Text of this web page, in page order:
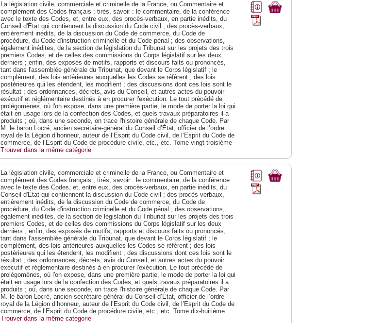
La législation civile, commerciale et criminelle de la France, ou Commentaire et
complément des Codes français ; tirés, savoir : le commentaire, de la conférence
avec le texte des Codes, et, entre eux, des procès-verbaux, en partie inédits, du
Conseil d'État qui contiennent la discussion du Code civil ; des procès-verbaux,
entièrement inédits, de la discussion du Code de commerce, du Code de
procédure, du Code d'instruction criminelle et du Code pénal ; des observations,
également inédites, de la section de législation du Tribunat sur les projets des trois
premiers Codes, et de celles des commissions du Corps législatif sur les deux
derniers ; enfin, des exposés de motifs, rapports et discours faits ou prononcés,
tant dans l'assemblée générale du Tribunat, que devant le Corps législatif ; le
complément, des lois antérieures auxquelles les Codes se réfèrent ; des lois
postérieures qui les étendent, les modifient ; des discussions dont ces lois sont le
résultat ; des ordonnances, décrets, avis du Conseil, et autres actes du pouvoir
exécutif et réglémentaire destinés à en procurer l'exécution. Le tout précédé de
prolégomènes, où l'on expose, dans une première partie, le mode de porter la loi qui
était en usage lors de la confection des Codes, et quels travaux préparatoires il a
produits ; où, dans une seconde, on trace l'histoire générale de chaque Code. Par
M. le baron Locré, ancien secrétaire-général du Conseil d’État, officier de l’ordre
royal de la Légion d’honneur, auteur de l’Esprit du Code civil, de l’Esprit du Code de
commerce, de l’Esprit du Code de procédure civile, etc., etc. Tome vingt-troisième
Trouver dans la même catégorie
La législation civile, commerciale et criminelle de la France, ou Commentaire et
complément des Codes français ; tirés, savoir : le commentaire, de la conférence
avec le texte des Codes, et, entre eux, des procès-verbaux, en partie inédits, du
Conseil d'État qui contiennent la discussion du Code civil ; des procès-verbaux,
entièrement inédits, de la discussion du Code de commerce, du Code de
procédure, du Code d'instruction criminelle et du Code pénal ; des observations,
également inédites, de la section de législation du Tribunat sur les projets des trois
premiers Codes, et de celles des commissions du Corps législatif sur les deux
derniers ; enfin, des exposés de motifs, rapports et discours faits ou prononcés,
tant dans l'assemblée générale du Tribunat, que devant le Corps législatif ; le
complément, des lois antérieures auxquelles les Codes se réfèrent ; des lois
postérieures qui les étendent, les modifient ; des discussions dont ces lois sont le
résultat ; des ordonnances, décrets, avis du Conseil, et autres actes du pouvoir
exécutif et réglémentaire destinés à en procurer l'exécution. Le tout précédé de
prolégomènes, où l'on expose, dans une première partie, le mode de porter la loi qui
était en usage lors de la confection des Codes, et quels travaux préparatoires il a
produits ; où, dans une seconde, on trace l'histoire générale de chaque Code. Par
M. le baron Locré, ancien secrétaire-général du Conseil d’État, officier de l’ordre
royal de la Légion d’honneur, auteur de l’Esprit du Code civil, de l’Esprit du Code de
commerce, de l’Esprit du Code de procédure civile, etc., etc. Tome dix-huitième
Trouver dans la même catégorie